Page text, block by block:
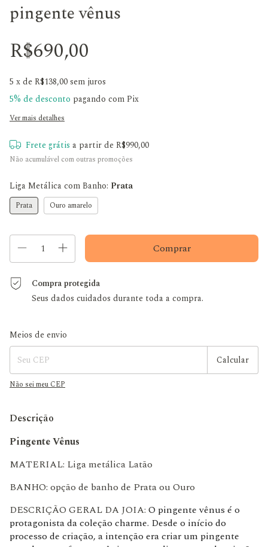
pingente vênus
R$690,00
5 x deR$138,00sem juros
5% de desconto pagando com Pix
Ver mais detalhes
Frete grátis a partir deR$990,00
Não acumulável com outras promoções
Liga Metálica com Banho: Prata
Prata Ouro amarelo
Compra protegida
Seus dados cuidados durante toda a compra.
Entregas para o CEP:
Meios de envio
Calcular
Não sei meu CEP
Descrição
Pingente Vênus
MATERIAL: Liga metálica Latão
BANHO: opção de banho de Prata ou Ouro
DESCRIÇÃO GERAL DA JOIA: O pingente vênus é o
protagonista da coleção charme. Desde o início do
processo de criação, a intenção era criar um pingente